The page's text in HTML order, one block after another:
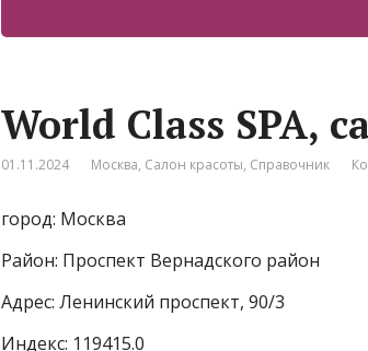
World Class SPA,
01.11.2024 Москва, Салон красоты, Справочник
город: Москва
Район: Проспект Вернадского район
Адрес: Ленинский проспект, 90/3
Индекс: 119415.0